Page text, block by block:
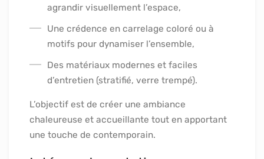
agrandir visuellement l’espace,
Une crédence en carrelage coloré ou à
motifs pour dynamiser l’ensemble,
Des matériaux modernes et faciles
d’entretien (stratifié, verre trempé).
L’objectif est de créer une ambiance
chaleureuse et accueillante tout en apportant
une touche de contemporain.